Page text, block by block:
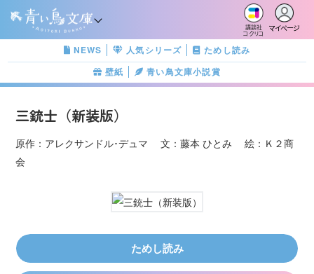
講談社
コクリコ
マイページ
NEWS 人気シリーズ
ためし読み
壁紙
青い鳥文庫小説賞
三銃士（新装版）
原作：アレクサンドル･デュマ 文：藤本 ひとみ 絵：Ｋ２商
会
ためし読み